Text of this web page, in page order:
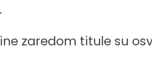
zaredom titule su